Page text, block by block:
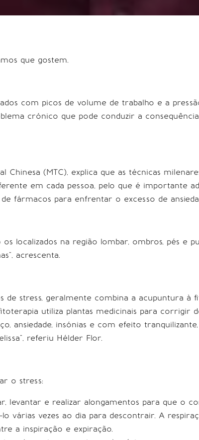
que gostem.
com picos de volume de trabalho e a
crónico que pode conduzir a
Chinesa (MTC), explica que as técnicas
em cada pessoa, pelo que é importante
fármacos para enfrentar o excesso de
localizados na região lombar, ombros, pés e
acrescenta.
stress, geralmente combina a acupuntura à
utiliza plantas medicinais para corrigir
ansiedade, insónias e com efeito
referiu Hélder Flor.
o stress:
levantar e realizar alongamentos para que o
várias vezes ao dia para descontrair. A
a inspiração e expiração.